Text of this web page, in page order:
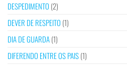
DESPEDIMENTO (2)
DEVER DE RESPEITO (1)
DIA DE GUARDA(1)
DIFERENDO ENTRE OS PAIS(1)